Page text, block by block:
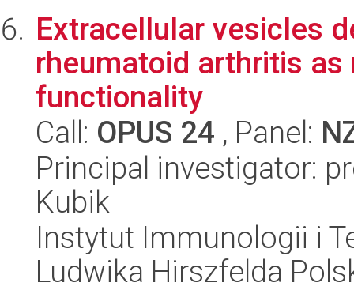
Extracellular vesicles
rheumatoid arthritis
functionality
Call: OPUS 24 , Panel:
Principal investigator:
Kubik
Instytut Immunologii i
Ludwika Hirszfelda